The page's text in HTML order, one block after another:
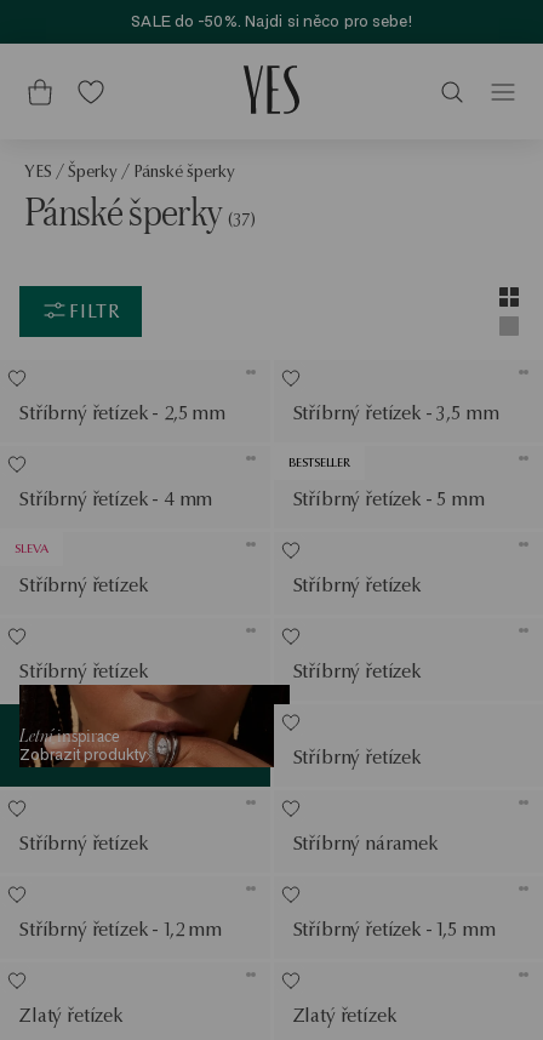
SALE do -50%. Najdi si něco pro sebe!
YES /Šperky / Pánské šperky
Pánské šperky (37)
FILTR
Stříbrný řetízek - 2,5 mm Stříbrný řetízek - 3,5 mm
Stříbrný řetízek - 4 mm
BESTSELLER
Stříbrný řetízek - 5 mm
SLEVA
Stříbrný řetízek Stříbrný řetízek
Stříbrný řetízek Stříbrný řetízek
Letníinspirace
Zobrazit produkty
Zobrazit produkty
Stříbrný řetízek
Stříbrný řetízek Stříbrný náramek
Stříbrný řetízek - 1,2 mm Stříbrný řetízek - 1,5 mm
Zlatý řetízek Zlatý řetízek